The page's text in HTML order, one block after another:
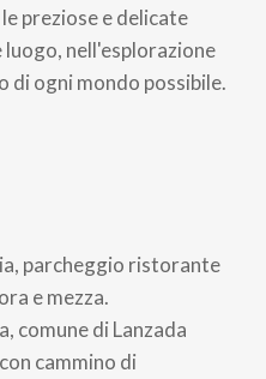
preziose e delicate
nell'esplorazione
di ogni mondo possibile.
parcheggio ristorante
e mezza.
comune di Lanzada
cammino di